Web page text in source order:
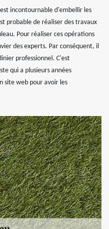
est incontournable d'embellir les
probable de réaliser des travaux
Pour réaliser ces opérations
des experts. Par conséquent, il
professionnel. C'est
qui a plusieurs années
site web pour avoir les